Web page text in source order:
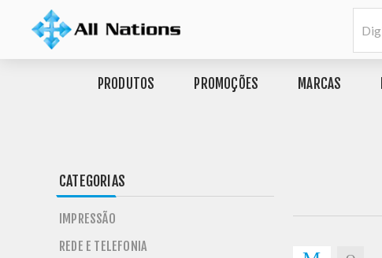
PRODUTOS PROMOÇÕES MARCAS
CATEGORIAS
IMPRESSÃO
REDE E TELEFONIA